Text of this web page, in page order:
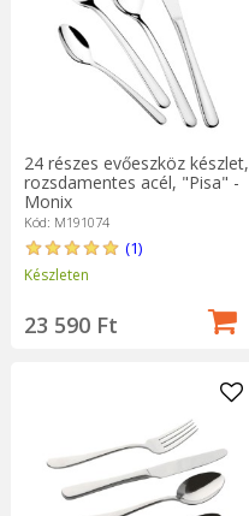
24 részes evőeszköz készlet,
rozsdamentes acél, "Pisa" -
Monix
Kód: M191074
(1)
Készleten
23 590 Ft